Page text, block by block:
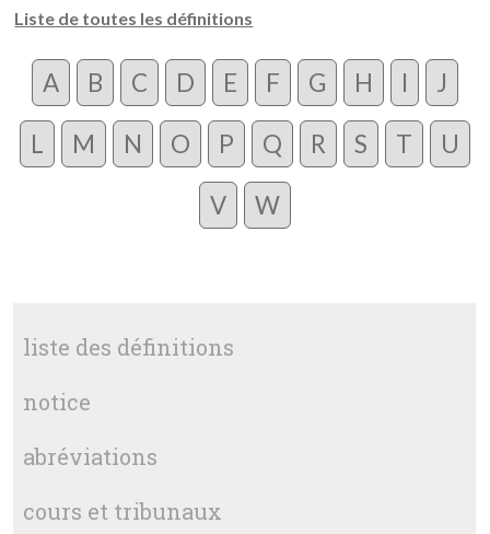
Liste de toutes les définitions
A B C D E F G H I J
L M N O P Q R S T U
V W
liste des définitions
notice
abréviations
cours et tribunaux